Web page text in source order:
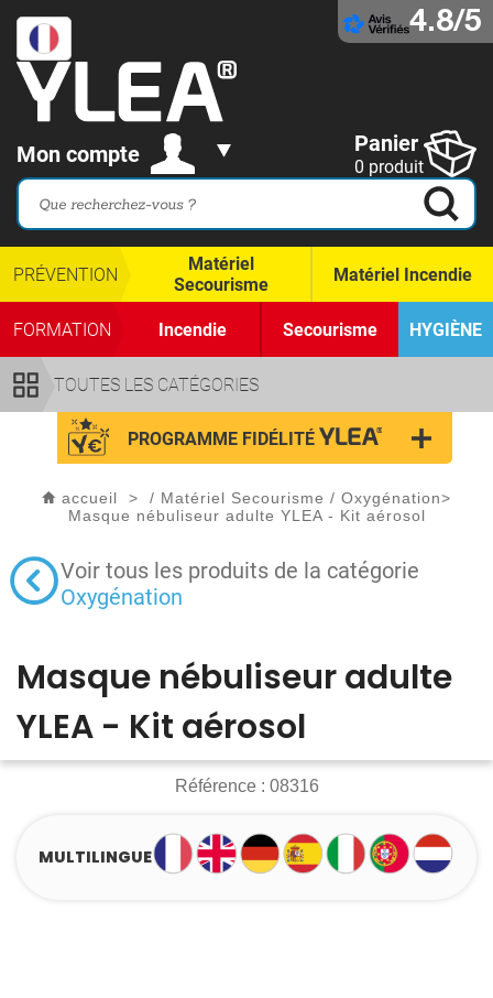
4.8/5
Mon compte Panier
0 produit
TOUTES LES CATÉGORIES
PRÉVENTION
Matériel
Secourisme
Matériel Incendie
FORMATION Incendie Secourisme HYGIÈNE
PROGRAMME FIDÉLITÉ
accueil > / Matériel Secourisme / Oxygénation>
Masque nébuliseur adulte YLEA - Kit aérosol
Voir tous les produits de la catégorie
Oxygénation
Masque nébuliseur adulte
YLEA - Kit aérosol
Référence : 08316
MULTILINGUE